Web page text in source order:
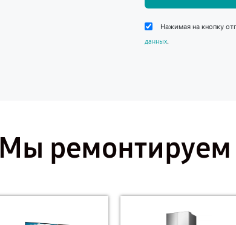
Нажимая на кнопку
данных.
Мы ремонтируем